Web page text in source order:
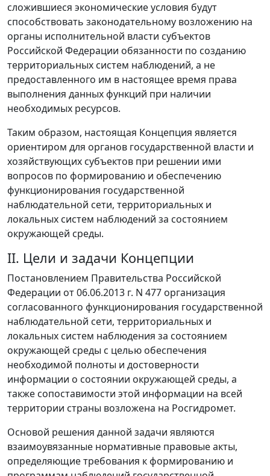
сложившиеся экономические условия будут
способствовать законодательному возложению на
органы исполнительной власти субъектов
Российской Федерации обязанности по созданию
территориальных систем наблюдений, а не
предоставленного им в настоящее время права
выполнения данных функций при наличии
необходимых ресурсов.
Таким образом, настоящая Концепция является
ориентиром для органов государственной власти и
хозяйствующих субъектов при решении ими
вопросов по формированию и обеспечению
функционирования государственной
наблюдательной сети, территориальных и
локальных систем наблюдений за состоянием
окружающей среды.
II. Цели и задачи Концепции
Постановлением Правительства Российской
Федерации от 06.06.2013 г. N 477 организация
согласованного функционирования государственной
наблюдательной сети, территориальных и
локальных систем наблюдения за состоянием
окружающей среды с целью обеспечения
необходимой полноты и достоверности
информации о состоянии окружающей среды, а
также сопоставимости этой информации на всей
территории страны возложена на Росгидромет.
Основой решения данной задачи являются
взаимоувязанные нормативные правовые акты,
определяющие требования к формированию и